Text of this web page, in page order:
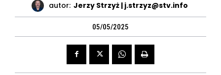
autor: Jerzy Strzyż | j.strzyz@stv.info
05/05/2025